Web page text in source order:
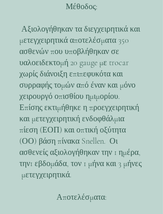
Μέθοδος:
Αξιολογήθηκαν τα διεγχειρητικά και
μετεγχειρητικά αποτελέσματα 350
ασθενών που υποβλήθηκαν σε
υαλοειδεκτομή 20 gauge με trocar
χωρίς διάνοιξη επιπεφυκότα και
συρραφής τομών από έναν και μόνο
χειρουργό οπισθίου ημιμορίου.
Επίσης εκτιμήθηκε η προεγχειρητική
και μετεγχειρητική ενδοφθάλμια
πίεση (ΕΟΠ) και οπτική οξύτητα
(ΟΟ) βάση πίνακα Snellen. Οι
ασθενείς αξιολογήθηκαν την 1 ημέρα,
την1 εβδομάδα, τον 1 μήνα και 3 μήνες
μετεγχειρητικά.
Αποτελέσματα: